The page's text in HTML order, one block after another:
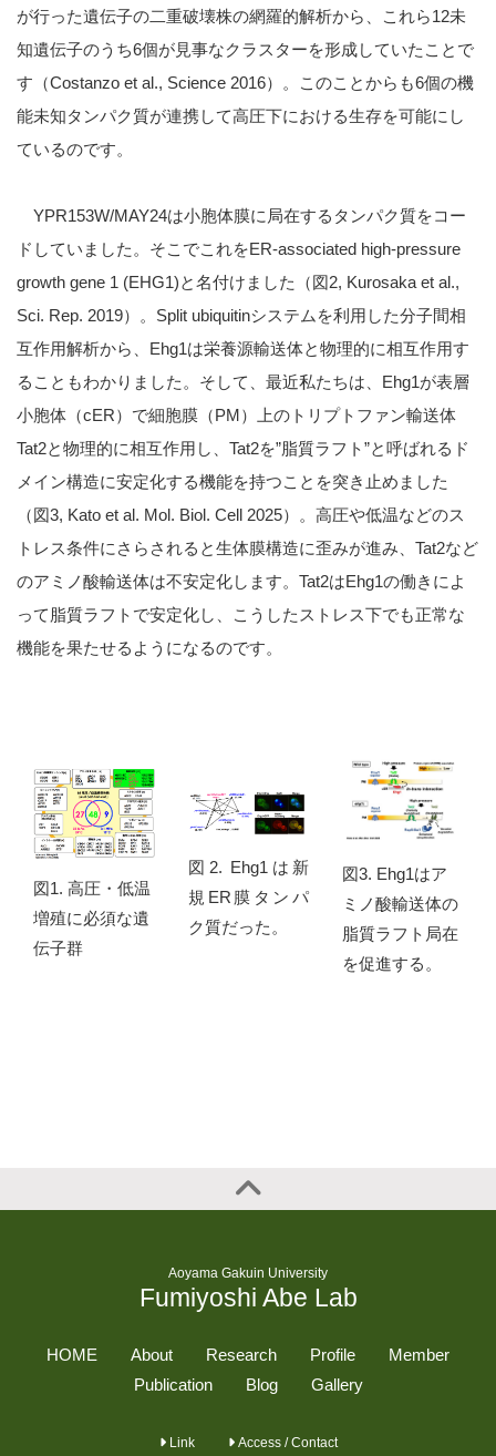
が行った遺伝子の二重破壊株の網羅的解析から、これら12未
知遺伝子のうち6個が見事なクラスターを形成していたことで
す（Costanzo et al., Science 2016）。このことからも6個の機
能未知タンパク質が連携して高圧下における生存を可能にし
ているのです。
YPR153W/MAY24は小胞体膜に局在するタンパク質をコー
ドしていました。そこでこれをER-associated high-pressure
growth gene 1 (EHG1)と名付けました（図2, Kurosaka et al.,
Sci. Rep. 2019）。Split ubiquitinシステムを利用した分子間相
互作用解析から、Ehg1は栄養源輸送体と物理的に相互作用す
ることもわかりました。そして、最近私たちは、Ehg1が表層
小胞体（cER）で細胞膜（PM）上のトリプトファン輸送体
Tat2と物理的に相互作用し、Tat2を”脂質ラフト”と呼ばれるド
メイン構造に安定化する機能を持つことを突き止めました
（図3, Kato et al. Mol. Biol. Cell 2025）。高圧や低温などのス
トレス条件にさらされると生体膜構造に歪みが進み、Tat2など
のアミノ酸輸送体は不安定化します。Tat2はEhg1の働きによ
って脂質ラフトで安定化し、こうしたストレス下でも正常な
機能を果たせるようになるのです。
図1. 高圧・低温
増殖に必須な遺
伝子群
図2. Ehg1は新
規ER膜タンパ
ク質だった。
図3. Ehg1はア
ミノ酸輸送体の
脂質ラフト局在
を促進する。
Aoyama Gakuin University
Fumiyoshi Abe Lab
HOME About Research Profile
Member
Publication
Blog Gallery
Link Access / Contact